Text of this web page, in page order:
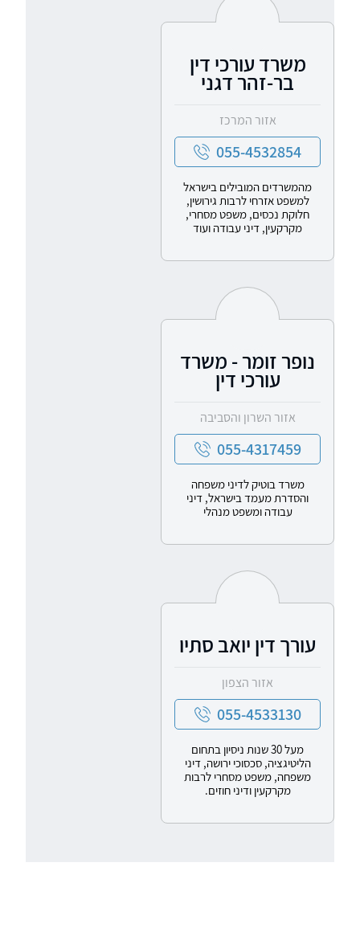
משרד עורכי דין
בר-זהר דגני
אזור המרכז
055-4532854
מהמשרדים המובילים בישראל
למשפט אזרחי לרבות גירושין,
חלוקת נכסים, משפט מסחרי,
מקרקעין, דיני עבודה ועוד
נופר זומר - משרד
עורכי דין
אזור השרון והסביבה
055-4317459
משרד בוטיק לדיני משפחה
והסדרת מעמד בישראל, דיני
עבודה ומשפט מנהלי
עורך דין יואב סתיו
אזור הצפון
055-4533130
מעל 30 שנות ניסיון בתחום
הליטיגציה, סכסוכי ירושה, דיני
משפחה, משפט מסחרי לרבות
מקרקעין ודיני חוזים.